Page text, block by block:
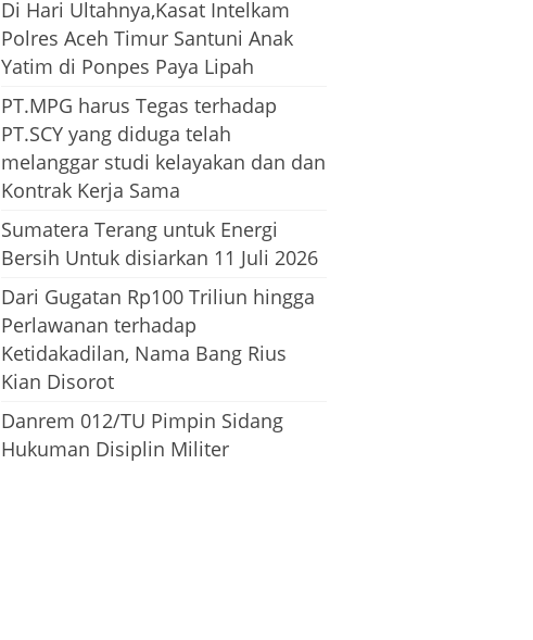
Di Hari Ultahnya,Kasat Intelkam
Polres Aceh Timur Santuni Anak
Yatim di Ponpes Paya Lipah
PT.MPG harus Tegas terhadap
PT.SCY yang diduga telah
melanggar studi kelayakan dan dan
Kontrak Kerja Sama
Sumatera Terang untuk Energi
Bersih Untuk disiarkan 11 Juli 2026
Dari Gugatan Rp100 Triliun hingga
Perlawanan terhadap
Ketidakadilan, Nama Bang Rius
Kian Disorot
Danrem 012/TU Pimpin Sidang
Hukuman Disiplin Militer